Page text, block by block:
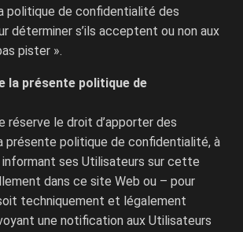
politique de confidentialité des
déterminer s’ils acceptent ou non aux
pister ».
la présente politique de
réserve le droit d’apporter des
présente politique de confidentialité, à
ses Utilisateurs sur cette
dans ce site Web ou – pour
techniquement et légalement
une notification aux Utilisateurs